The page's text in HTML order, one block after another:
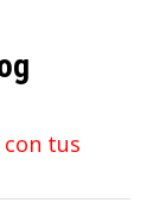
tus